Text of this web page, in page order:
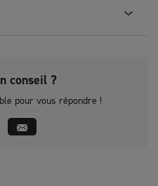
conseil ?
pour vous répondre !